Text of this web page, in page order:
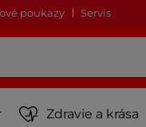
poukazy Servis
Zdravie a krása